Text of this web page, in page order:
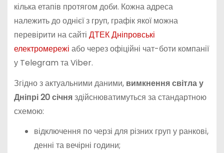
кілька етапів протягом доби. Кожна адреса
належить до однієї з груп, графік якої можна
перевірити на сайті ДТЕК Дніпровські
електромережі або через офіційні чат-боти компанії
у Telegram та Viber.
Згідно з актуальними даними, вимкнення світла у
Дніпрі 20 січняздійснюватимуться за стандартною
схемою:
відключення по черзі для різних груп у ранкові,
денні та вечірні години;